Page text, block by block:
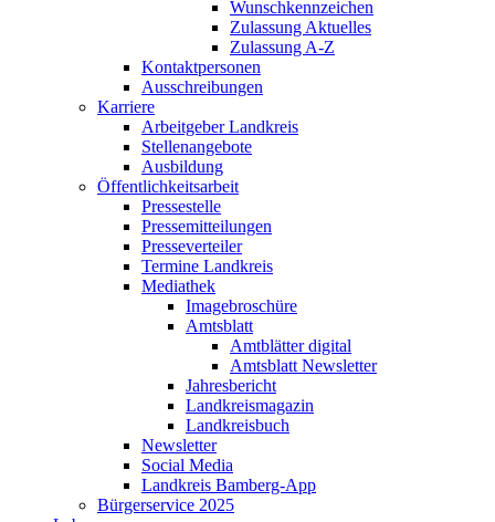
Wunschkennzeichen
Zulassung Aktuelles
Zulassung A-Z
Kontaktpersonen
Ausschreibungen
Karriere
Arbeitgeber Landkreis
Stellenangebote
Ausbildung
Öffentlichkeitsarbeit
Pressestelle
Pressemitteilungen
Presseverteiler
Termine Landkreis
Mediathek
Imagebroschüre
Amtsblatt
Amtblätter digital
Amtsblatt Newsletter
Jahresbericht
Landkreismagazin
Landkreisbuch
Newsletter
Social Media
Landkreis Bamberg-App
Bürgerservice 2025